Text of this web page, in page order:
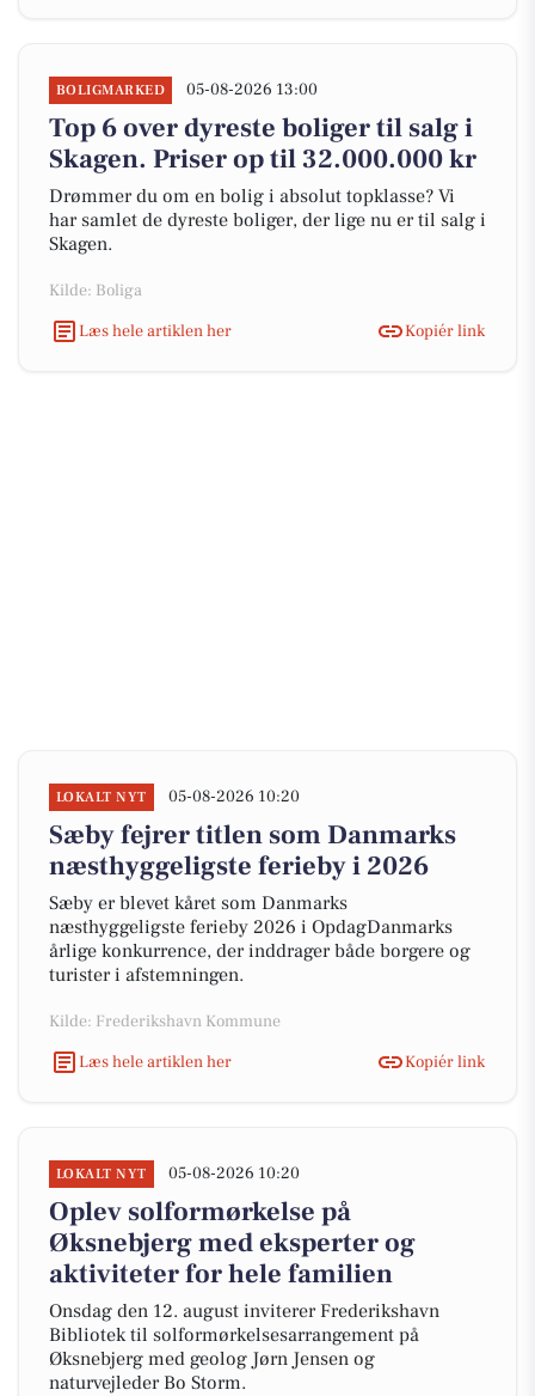
BOLIGMARKED 05-08-2026 13:00
Top 6 over dyreste boliger til salg i
Skagen. Priser op til 32.000.000 kr
Drømmer du om en bolig i absolut topklasse? Vi
har samlet de dyreste boliger, der lige nu er til salg i
Skagen.
Kilde: Boliga
Læs hele artiklen her
Kopiér link
LOKALT NYT 05-08-2026 10:20
Sæby fejrer titlen som Danmarks
næsthyggeligste ferieby i 2026
Sæby er blevet kåret som Danmarks
næsthyggeligste ferieby 2026 i OpdagDanmarks
årlige konkurrence, der inddrager både borgere og
turister i afstemningen.
Kilde: Frederikshavn Kommune
Læs hele artiklen her
Kopiér link
LOKALT NYT 05-08-2026 10:20
Oplev solformørkelse på
Øksnebjerg med eksperter og
aktiviteter for hele familien
Onsdag den 12. august inviterer Frederikshavn
Bibliotek til solformørkelsesarrangement på
Øksnebjerg med geolog Jørn Jensen og
naturvejleder Bo Storm.